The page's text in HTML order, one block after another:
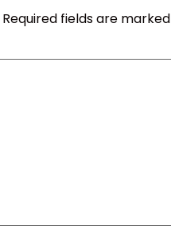
Required fields are marked